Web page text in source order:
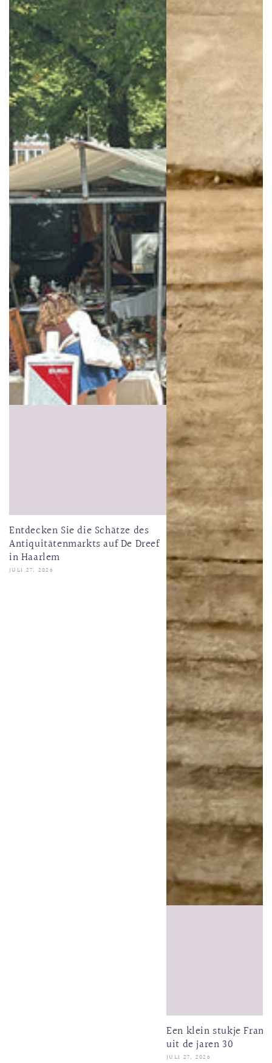
Entdecken Sie die Schätze des
Antiquitätenmarkts auf De Dreef
in Haarlem
JULI 27, 2026
Een klein stukje
uit de jaren 30
JULI 27, 2026